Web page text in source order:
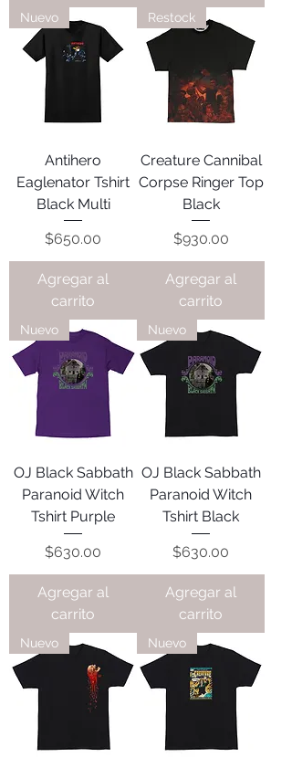
Nuevo
Antihero
Eaglenator Tshirt
Black Multi
Precio
$650.00
Agregar al
carrito
Restock
Creature Cannibal
Corpse Ringer Top
Black
Precio
$930.00
Agregar al
carrito
Nuevo
OJ Black Sabbath
Paranoid Witch
Tshirt Purple
Precio
$630.00
Agregar al
carrito
Nuevo
OJ Black Sabbath
Paranoid Witch
Tshirt Black
Precio
$630.00
Agregar al
carrito
Nuevo Nuevo